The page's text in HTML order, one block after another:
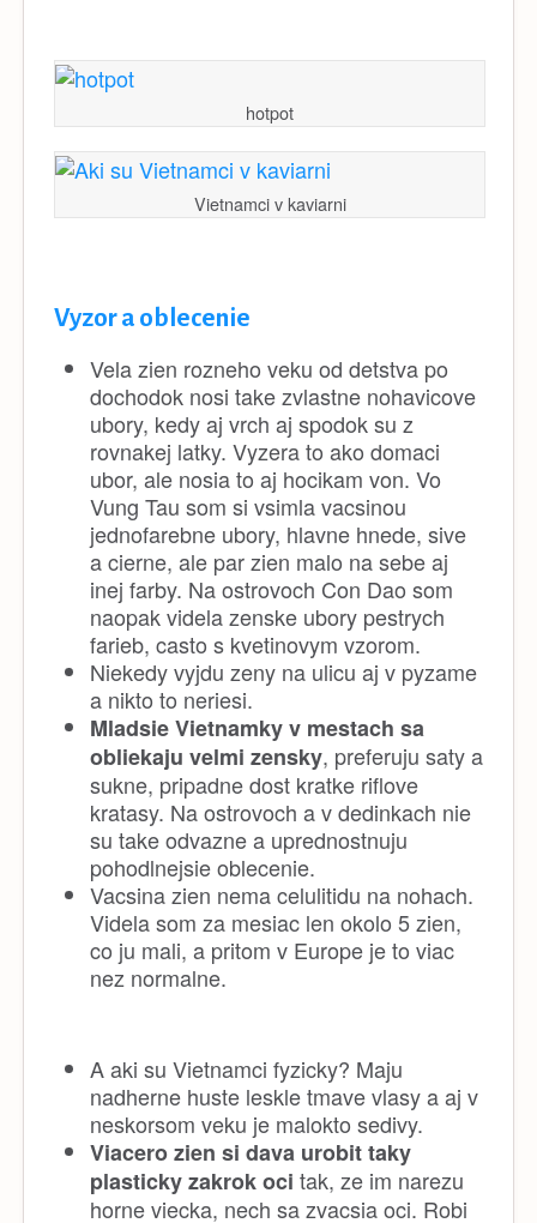
hotpot
Vietnamci v kaviarni
Vyzor a oblecenie
Vela zien rozneho veku od detstva po
dochodok nosi take zvlastne nohavicove
ubory, kedy aj vrch aj spodok su z
rovnakej latky. Vyzera to ako domaci
ubor, ale nosia to aj hocikam von. Vo
Vung Tau som si vsimla vacsinou
jednofarebne ubory, hlavne hnede, sive
a cierne, ale par zien malo na sebe aj
inej farby. Na ostrovoch Con Dao som
naopak videla zenske ubory pestrych
farieb, casto s kvetinovym vzorom.
Niekedy vyjdu zeny na ulicu aj v pyzame
a nikto to neriesi.
Mladsie Vietnamky v mestach sa
obliekaju velmi zensky, preferuju saty a
sukne, pripadne dost kratke riflove
kratasy. Na ostrovoch a v dedinkach nie
su take odvazne a uprednostnuju
pohodlnejsie oblecenie.
Vacsina zien nema celulitidu na nohach.
Videla som za mesiac len okolo 5 zien,
co ju mali, a pritom v Europe je to viac
nez normalne.
A aki su Vietnamci fyzicky? Maju
nadherne huste leskle tmave vlasy a aj v
neskorsom veku je malokto sedivy.
Viacero zien si dava urobit taky
plasticky zakrok oci tak, ze im narezu
horne viecka, nech sa zvacsia oci. Robi